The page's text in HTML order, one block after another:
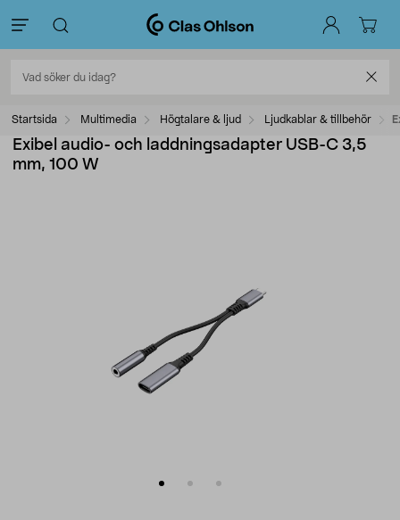
Startsida Multimedia Högtalare & ljud Ljudkablar & tillbehör
Exibel audio- och laddningsadapter USB-C 3,5
mm, 100 W